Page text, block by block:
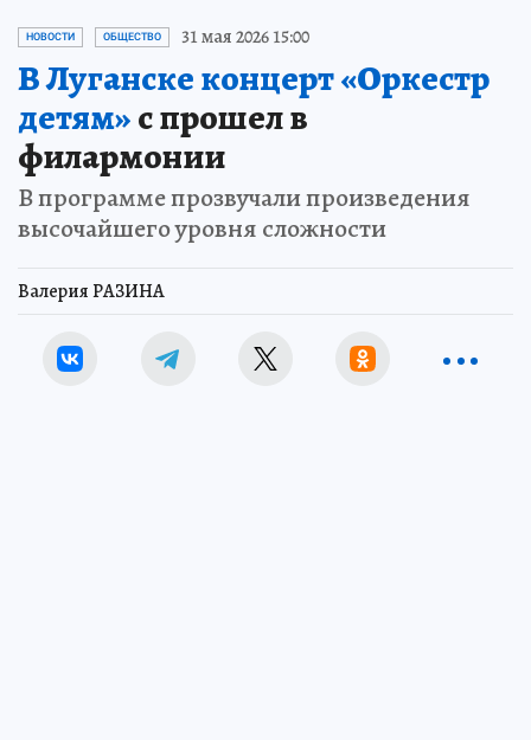
НОВОСТИ ОБЩЕСТВО 31 мая 2026 15:00
В Луганске концерт «Оркестр
детям»с прошел в
филармонии
В программе прозвучали произведения
высочайшего уровня сложности
Валерия РАЗИНА